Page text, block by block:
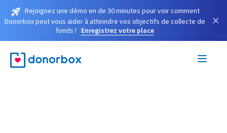
Rejoignez une démo en de 30 minutes pour voir comment
Donorbox peut vous aider à atteindre vos objectifs de collecte de
fonds !
Enregistrez votre place
×